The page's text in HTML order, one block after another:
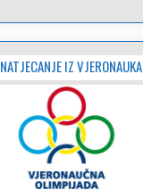
NATJECANJE IZ VJERONAUKA